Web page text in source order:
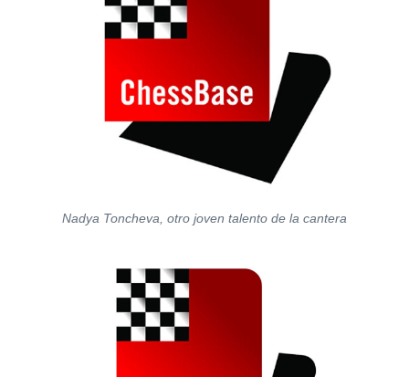
Nadya Toncheva, otro joven talento de la cantera